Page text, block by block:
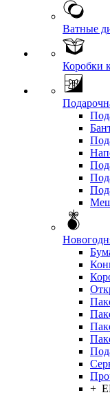
Ватные
Коробки
+